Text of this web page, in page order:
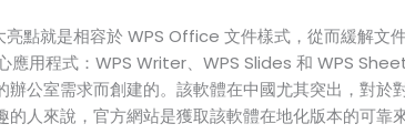
點就是相容於 WPS Office 文件樣式，從而緩解文件
應用程式：WPS Writer、WPS Slides 和 WPS
辦公室需求而創建的。該軟體在中國尤其突出，對於
的人來說，官方網站是獲取該軟體在地化版本的可靠來